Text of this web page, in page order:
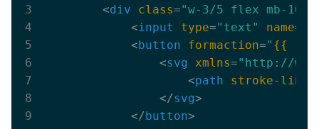
<div class="w-3/5 flex mb-10
<input type="text" name=
< button formaction=" {{
<svg xmlns="http://
<path
stroke-
</svg>
</ button>